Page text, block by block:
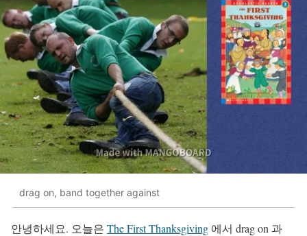
drag on, band together against
안녕하세요. 오늘은 The First Thanksgiving 에서 drag on 과